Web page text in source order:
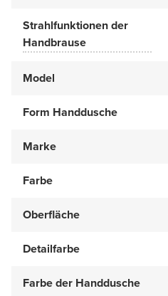
Strahlfunktionen der
Handbrause
Model
Form Handdusche
Marke
Farbe
Oberfläche
Detailfarbe
Farbe der Handdusche